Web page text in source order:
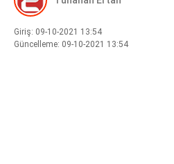
SPOR
MAGAZIN
Giriş: 09-10-2021 13:54
Güncelleme: 09-10-2021 13:54